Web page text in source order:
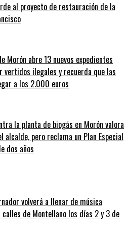
al proyecto de restauración de la
Morón abre 13 nuevos expedientes
vertidos ilegales y recuerda que las
a los 2.000 euros
la planta de biogás en Morón valora
alcalde, pero reclama un Plan Especial
dos años
volverá a llenar de música
de Montellano los días 2 y 3 de